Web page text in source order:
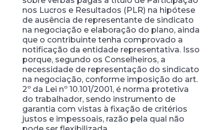
nos Lucros e Resultados (PLR) na hipótese
de ausência de representante de sindicato
na negociação e elaboração do plano, ainda
que o contribuinte tenha comprovado a
notificação da entidade representativa. Isso
porque, segundo os Conselheiros, a
necessidade de representação do sindicato
na negociação, conforme imposição do art.
2º da Lei nº 10.101/2001, é norma protetiva
do trabalhador, sendo instrumento de
garantia com vistas à fixação de critérios
justos e impessoais, razão pela qual não